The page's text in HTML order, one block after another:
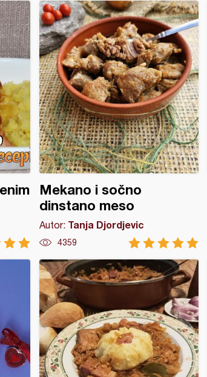
Mekano i sočno
dinstano meso
Autor: Tanja Djordjevic
4359